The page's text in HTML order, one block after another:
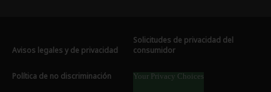
Avisos legales y de privacidad
Solicitudes de privacidad del
consumidor
Política de no discriminación Your Privacy Choices